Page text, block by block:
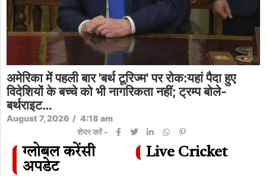
अमेरिका में पहली बार 'बर्थ टूरिज्म' पर रोक:यहां पैदा हुए
विदेशियों के बच्चे को भी नागरिकता नहीं; ट्रम्प बोले-
बर्थराइट…
August 7, 2026 / 4:18 am
शेयर करें -
ग्लोबल करेंसी
अपडेट
Live Cricket